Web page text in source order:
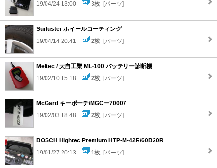
19/04/24 13:00
3枚 [パーツ]
Surluster ホイールコーティング
19/04/14 20:41
2枚 [パーツ]
Meltec / 大自工業 ML-100 バッテリー診断機
19/02/10 15:18
2枚 [パーツ]
McGard キーポーチ/MGCー70007
19/02/03 18:48
2枚 [パーツ]
BOSCH Hightec Premium HTP-M-42R/60B20R
19/01/27 20:13
1枚 [パーツ]